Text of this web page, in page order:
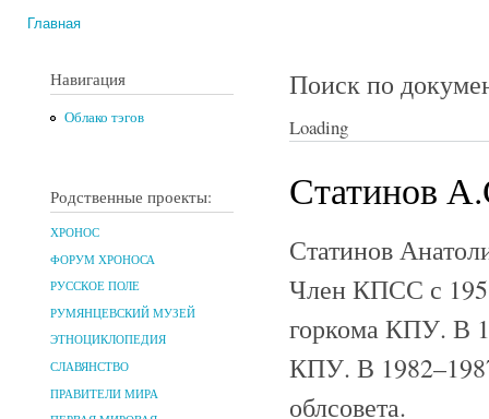
Главная
Навигация
Облако тэгов
Родственные проекты:
ХРОНОС
ФОРУМ ХРОНОСА
РУССКОЕ ПОЛЕ
РУМЯНЦЕВСКИЙ МУЗЕЙ
ЭТНОЦИКЛОПЕДИЯ
СЛАВЯНСТВО
ПРАВИТЕЛИ МИРА
Поиск по
Loading
Статинов
Статинов
Член КПСС с
горкома КПУ. В
КПУ. В
облсовета.